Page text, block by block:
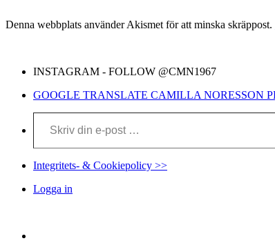
Denna webbplats använder Akismet för att minska skräppost.
INSTAGRAM - FOLLOW @CMN1967
GOOGLE TRANSLATE CAMILLA NORESSON
Skriv din e-post …
Integritets- & Cookiepolicy >>
Logga in